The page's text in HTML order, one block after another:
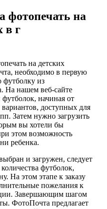
фотопечать на
в г
на детских
необходимо в первую
футболку из
На нашем веб-сайте
начиная от
доступных для
Затем нужно загрузить
вы хотели бы
этом возможность
ребенка.
и загружен, следует
футболок,
На этом этапе к заказу
пожелания к
Завершающим шагом
ФотоПочта предлагает